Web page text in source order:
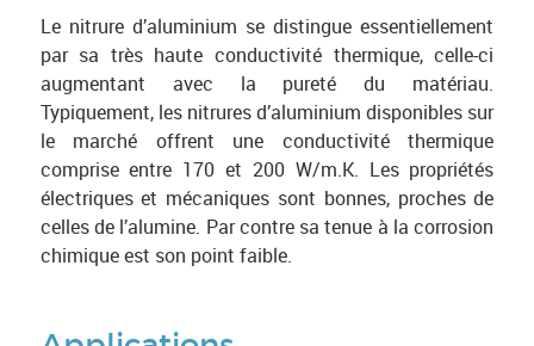
Le nitrure d’aluminium se distingue essentiellement
par sa très haute conductivité thermique, celle-ci
augmentant avec la pureté du matériau.
Typiquement, les nitrures d’aluminium disponibles sur
le marché offrent une conductivité thermique
comprise entre 170 et 200 W/m.K. Les propriétés
électriques et mécaniques sont bonnes, proches de
celles de l’alumine. Par contre sa tenue à la corrosion
chimique est son point faible.